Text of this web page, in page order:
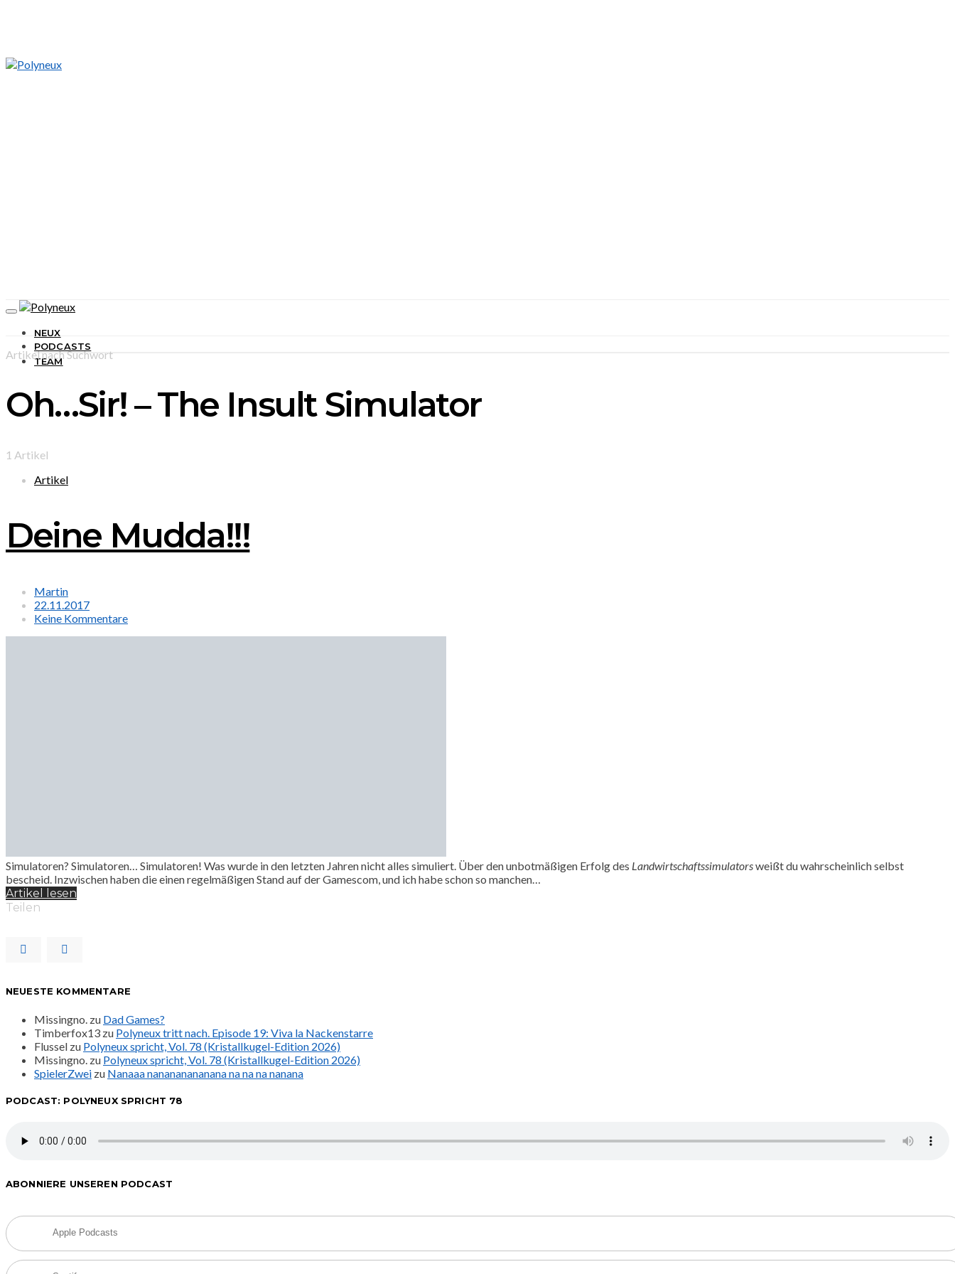
NEUX
PODCASTS
TEAM
Artikel nach Suchwort
Oh…Sir! – The Insult Simulator
1 Artikel
Artikel
Deine Mudda!!!
Martin
22.11.2017
Keine Kommentare
Simulatoren? Simulatoren… Simulatoren! Was wurde in den letzten Jahren nicht alles simuliert. Über den unbotmäßigen Erfolg des Landwirtschaftssimulatorsweißt du wahrscheinlich selbst
bescheid. Inzwischen haben die einen regelmäßigen Stand auf der Gamescom, und ich habe schon so manchen…
Artikel lesen
Teilen
NEUESTE KOMMENTARE
Missingno. zu Dad Games?
Timberfox13 zu Polyneux tritt nach. Episode 19: Viva la Nackenstarre
Flussel zu Polyneux spricht, Vol. 78 (Kristallkugel-Edition 2026)
Missingno. zu Polyneux spricht, Vol. 78 (Kristallkugel-Edition 2026)
SpielerZwei zu Nanaaa nanananananana na na na nanana
PODCAST: POLYNEUX SPRICHT 78
ABONNIERE UNSEREN PODCAST
Apple Podcasts